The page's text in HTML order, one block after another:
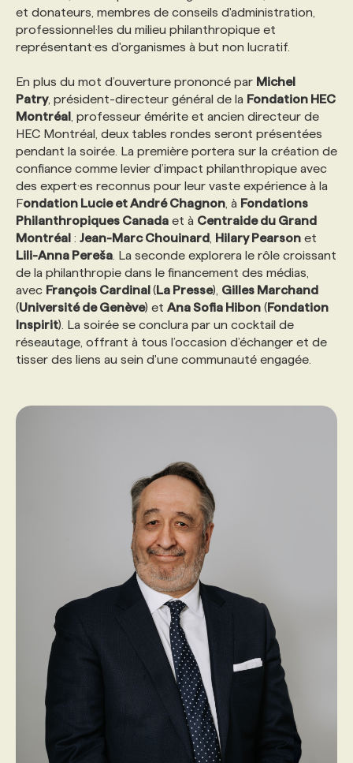
et donateurs, membres de conseils d'administration,
professionnel·les du milieu philanthropique et
représentant·es d'organismes à but non lucratif.
En plus du mot d’ouverture prononcé par Michel
Patry, président-directeur général de la Fondation HEC
Montréal , professeur émérite et ancien directeur de
HEC Montréal, deux tables rondes seront présentées
pendant la soirée. La première portera sur la création de
confiance comme levier d’impact philanthropique avec
des expert·es reconnus pour leur vaste expérience à la
Fondation Lucie et André Chagnon , à Fondations
Philanthropiques Canada et à Centraide du Grand
Montréal : Jean-Marc Chouinard Hilary Pearson et
Lili-Anna Pereša . La seconde explorera le rôle croissant
de la philanthropie dans le financement des médias,
avec François Cardinal(La Presse), Gilles Marchand
(Université de Genève) et Ana Sofia Hibon (Fondation
Inspirit). La soirée se conclura par un cocktail de
réseautage, offrant à tous l’occasion d’échanger et de
tisser des liens au sein d'une communauté engagée.